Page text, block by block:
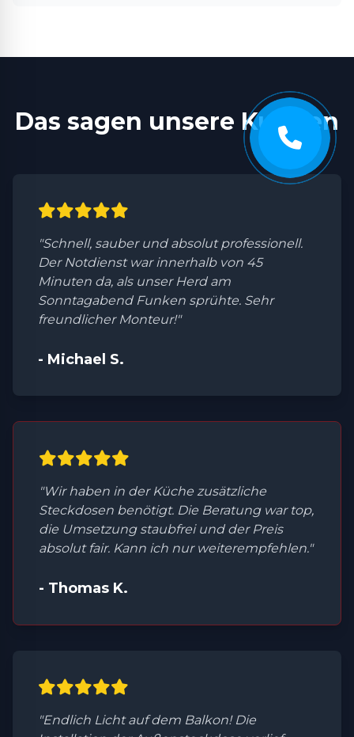
Das sagen unsere Kunden
"Schnell, sauber und absolut professionell.
Der Notdienst war innerhalb von 45
Minuten da, als unser Herd am
Sonntagabend Funken sprühte. Sehr
freundlicher Monteur!"
- Michael S.
"Wir haben in der Küche zusätzliche
Steckdosen benötigt. Die Beratung war top,
die Umsetzung staubfrei und der Preis
absolut fair. Kann ich nur weiterempfehlen."
- Thomas K.
"Endlich Licht auf dem Balkon! Die